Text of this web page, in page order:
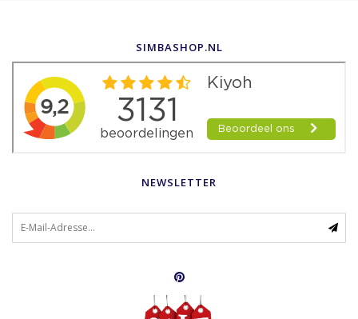
SIMBASHOP.NL
NEWSLETTER